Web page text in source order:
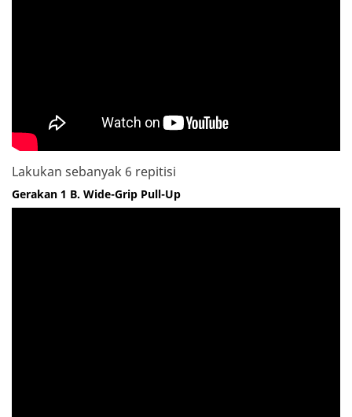
Lakukan sebanyak 6 repitisi
Gerakan 1 B. Wide-Grip Pull-Up